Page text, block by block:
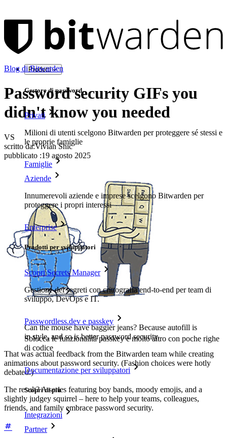
Prodotti
Gestore di password
Privati
Milioni di utenti scelgono Bitwarden per proteggere sé stessi e
le proprie famiglie
Famiglie
Aziende
Innumerevoli aziende e imprese scelgono Bitwarden per
proteggere i propri interessi
Enterprise
Prodotti per sviluppatori
Scopri Secrets Manager
Gestione dei segreti con crittografia end-to-end per team di
sviluppo, DevOps e IT.
Passwordless.dev e passkey
Sblocca le funzionalità passkey e molto altro con poche righe
di codice
Documentazione per sviluppatori
Scopri di più
Integrazioni
Partner
Blog di Bitwarden
Password security GIFs you
didn't know you needed
VS
scritto da:Vivian Shic
pubblicato :19 agosto 2025
Can the mouse have baggier jeans? Because autofill is
in style, and so is better password security.
That was actual feedback from the Bitwarden team while creating
animations about password security. (Fashion choices were hotly
debated.)
The result? A series featuring boy bands, moody emojis, and a
slightly judgey squirrel – here to help your teams, colleagues,
friends, and family embrace password security.